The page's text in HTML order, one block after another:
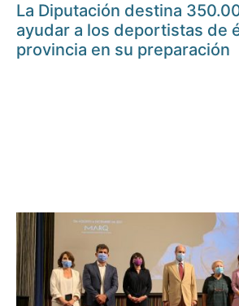
La Diputación destina
ayudar a los deportistas de
provincia en su preparación